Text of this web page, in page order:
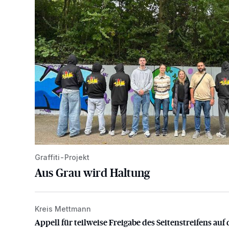
Graffiti-Projekt
Aus Grau wird Haltung
Appell für teilweise Freigabe des Seitenstreifens auf
Kreis Mettmann
Appell für teilweise Freigabe des Seitenstreifens auf